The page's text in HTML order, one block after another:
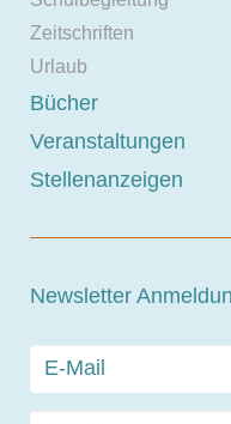
Zeitschriften
Urlaub
Bücher
Veranstaltungen
Stellenanzeigen
Newsletter